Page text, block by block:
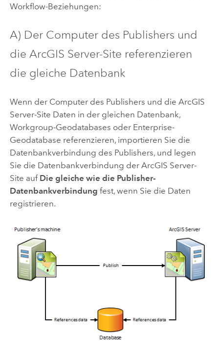
Workflow-Beziehungen:
A) Der Computer des Publishers und
die ArcGIS Server-Site referenzieren
die gleiche Datenbank
Wenn der Computer des Publishers und die ArcGIS
Server-Site Daten in der gleichen Datenbank,
Workgroup-Geodatabases oder Enterprise-
Geodatabase referenzieren, importieren Sie die
Datenbankverbindung des Publishers, und legen
Sie die Datenbankverbindung der ArcGIS Server-
Site auf Die gleiche wie die Publisher-
Datenbankverbindung fest, wenn Sie die Daten
registrieren.